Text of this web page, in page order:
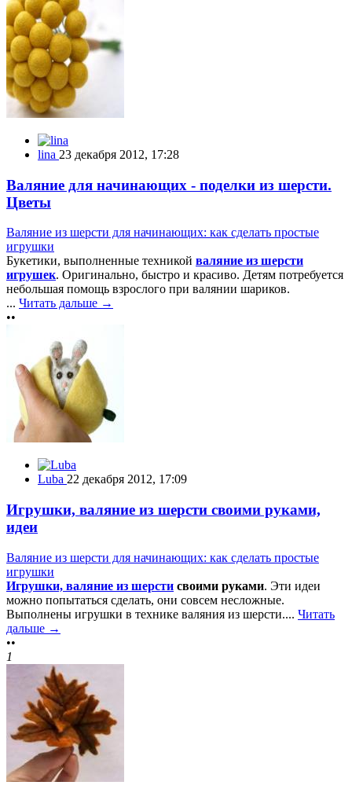
lina 23 декабря 2012, 17:28
Валяние для начинающих - поделки из шерсти.
Цветы
Валяние из шерсти для начинающих: как сделать простые
игрушки
Букетики, выполненные техникой валяние из шерсти
игрушек. Оригинально, быстро и красиво. Детям потребуется
небольшая помощь взрослого при валянии шариков.
... Читать дальше →
••
Luba 22 декабря 2012, 17:09
Игрушки, валяние из шерсти своими руками,
идеи
Валяние из шерсти для начинающих: как сделать простые
игрушки
Игрушки, валяние из шерсти своими руками. Эти идеи
можно попытаться сделать, они совсем несложные.
Выполнены игрушки в технике валяния из шерсти.... Читать
дальше →
••
1